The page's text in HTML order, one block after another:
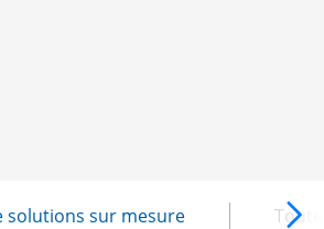
solutions sur mesure